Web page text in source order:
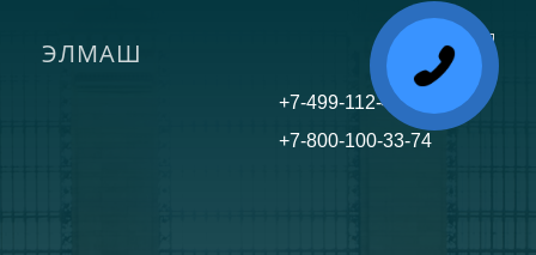
Toggle
ЭЛМАШ
+7-499-112-45-81
+7-800-100-33-74